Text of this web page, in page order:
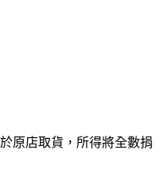
原店取貨，所得將全數捐